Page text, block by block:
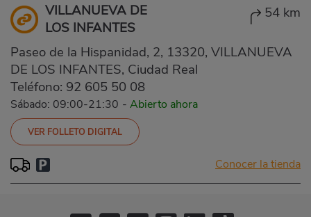
VILLANUEVA DE
LOS INFANTES
54 km
Paseo de la Hispanidad, 2, 13320, VILLANUEVA
DE LOS INFANTES, Ciudad Real
Teléfono: 92 605 50 08
Sábado: 09:00-21:30 - Abierto ahora
VER FOLLETO DIGITAL
Conocer la tienda